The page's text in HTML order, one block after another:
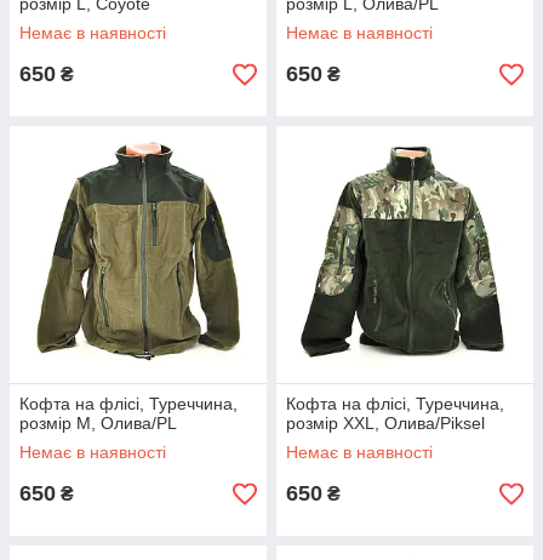
Немає в наявності
650 ₴
Немає в наявності
650 ₴
Кофта на флісі, Туреччина,
розмір M, Олива/PL
Немає в наявності
650 ₴
Кофта на флісі, Туреччина,
розмір XXL, Олива/Piksel
Немає в наявності
650 ₴